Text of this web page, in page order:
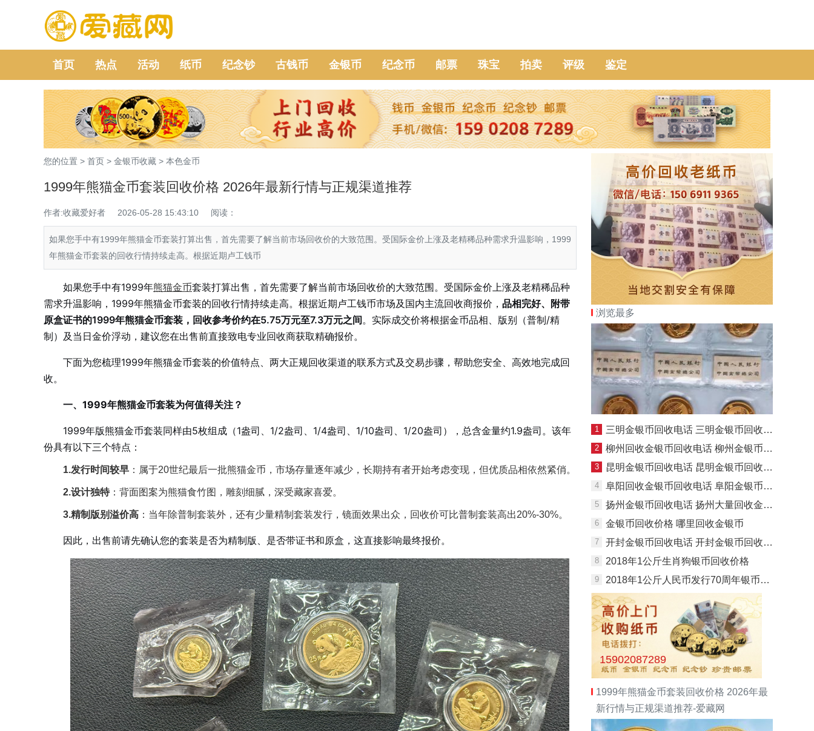
首页 热点 活动 纸币 纪念钞 古钱币 金银币 纪念币 邮票 珠宝 拍卖 评级 鉴定
您的位置 > 首页 > 金银币收藏 > 本色金币
1999年熊猫金币套装回收价格 2026年最新行情与正规渠道推荐
作者:收藏爱好者 2026-05-28 15:43:10 阅读：
如果您手中有1999年熊猫金币套装打算出售，首先需要了解当前市场回收价的大致范围。受国际金价上涨及老精稀品种需求升温影响，1999
年熊猫金币套装的回收行情持续走高。根据近期卢工钱币
如果您手中有1999年熊猫金币套装打算出售，首先需要了解当前市场回收价的大致范围。受国际金价上涨及老精稀品种
需求升温影响，1999年熊猫金币套装的回收行情持续走高。根据近期卢工钱币市场及国内主流回收商报价， 品相完好、附带
原盒证书的1999年熊猫金币套装，回收参考价约在5.75万元至7.3万元之间。实际成交价将根据金币品相、版别（普制/精
制）及当日金价浮动，建议您在出售前直接致电专业回收商获取精确报价。
下面为您梳理1999年熊猫金币套装的价值特点、两大正规回收渠道的联系方式及交易步骤，帮助您安全、高效地完成回
收。
一、1999年熊猫金币套装为何值得关注？
1999年版熊猫金币套装同样由5枚组成（1盎司、1/2盎司、1/4盎司、1/10盎司、1/20盎司），总含金量约1.9盎司。该年
份具有以下三个特点：
1.发行时间较早 ：属于20世纪最后一批熊猫金币，市场存量逐年减少，长期持有者开始考虑变现，但优质品相依然紧俏。
2.设计独特：背面图案为熊猫食竹图，雕刻细腻，深受藏家喜爱。
3.精制版别溢价高 ：当年除普制套装外，还有少量精制套装发行，镜面效果出众，回收价可比普制套装高出20%-30%。
因此，出售前请先确认您的套装是否为精制版、是否带证书和原盒，这直接影响最终报价。
浏览最多
1 三明金银币回收电话 三明金银币回收价格
2 柳州回收金银币回收电话 柳州金银币回收渠道
3 昆明金银币回收电话 昆明金银币回收价格
4 阜阳回收金银币回收电话 阜阳金银币回收渠道
5 扬州金银币回收电话 扬州大量回收金银币
6 金银币回收价格 哪里回收金银币
7 开封金银币回收电话 开封金银币回收渠道
8 2018年1公斤生肖狗银币回收价格
9 2018年1公斤人民币发行70周年银币回收价格
15902087289
1999年熊猫金币套装回收价格 2026年最
新行情与正规渠道推荐-爱藏网